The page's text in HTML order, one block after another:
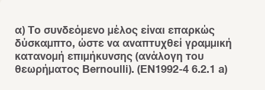
α) Το συνδεόμενο μέλος είναι επαρκώς
δύσκαμπτο, ώστε να αναπτυχθεί γραμμική
κατανομή επιμήκυνσης (ανάλογη του
θεωρήματος Bernoulli). (EN1992-4 6.2.1 a)